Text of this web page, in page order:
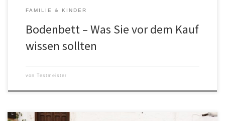
FAMILIE & KINDER
Bodenbett – Was Sie vor dem Kauf
wissen sollten
von Testmeister